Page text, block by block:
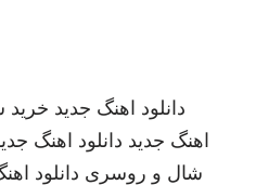
دانلود اهنگ جدید
اهنگ جدید دانلود اهنگ
شال و روسری دانلود